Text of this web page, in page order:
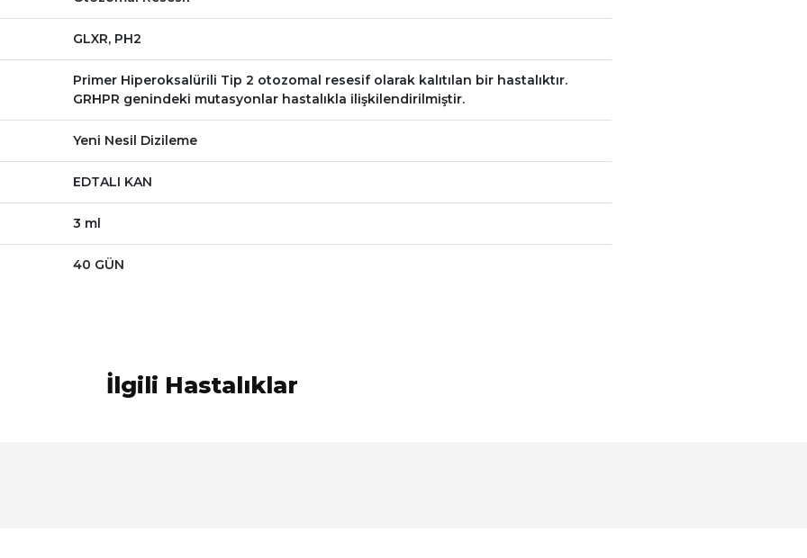
GLXR, PH2
Primer Hiperoksalürili Tip 2 otozomal resesif olarak kalıtılan bir hastalıktır.
GRHPR genindeki mutasyonlar hastalıkla ilişkilendirilmiştir.
Yeni Nesil Dizileme
EDTALI KAN
3 ml
40 GÜN
İlgili Hastalıklar